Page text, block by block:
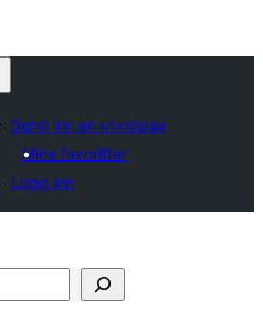
Send inn en utvidelse
Mine favoritter
Logg inn